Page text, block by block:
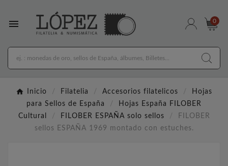
 0
Inicio Filatelia Accesorios filatelicos
Hojas
para Sellos de España
Hojas España FILOBER
Cultural
FILOBER ESPAÑA solo sellos
FILOBER
sellos ESPAÑA 1969 montado con estuches.